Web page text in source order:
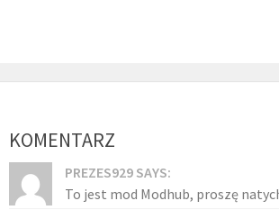
KOMENTARZ
PREZES929 SAYS:
To jest mod Modhub, proszę